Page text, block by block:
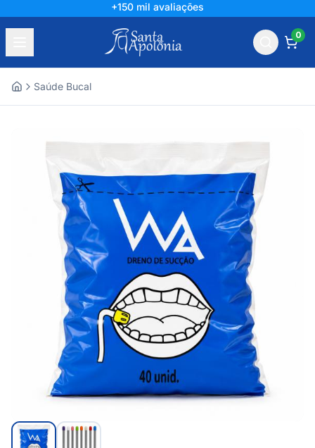
+150 mil avaliações
0
Saúde Bucal